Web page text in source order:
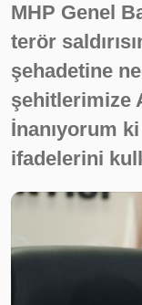
MHP Genel
terör
şehadetine
şehitlerimize
İnanıyorum
ifadelerini